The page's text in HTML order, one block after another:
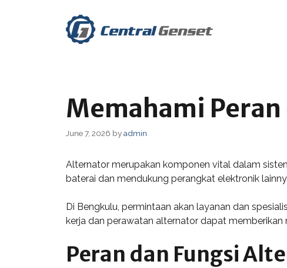
Memahami
June 7, 2026 byadmin
Alternator merupakan komponen vital dalam
baterai dan mendukung perangkat elektronik
Di Bengkulu, permintaan akan layanan dan
kerja dan perawatan alternator dapat
Peran dan Fungsi